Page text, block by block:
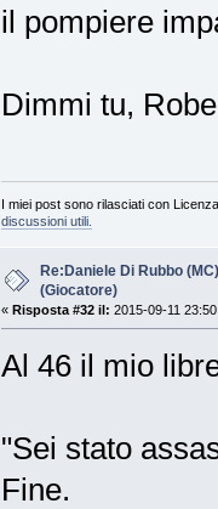
il pompiere
Dimmi tu,
I miei post sono rilasciati con
discussioni utili.
Re:Daniele Di Rubbo
(Giocatore)
« Risposta #32 il: 2015-09-11
Al 46 il mio
"Sei stato
Fine.